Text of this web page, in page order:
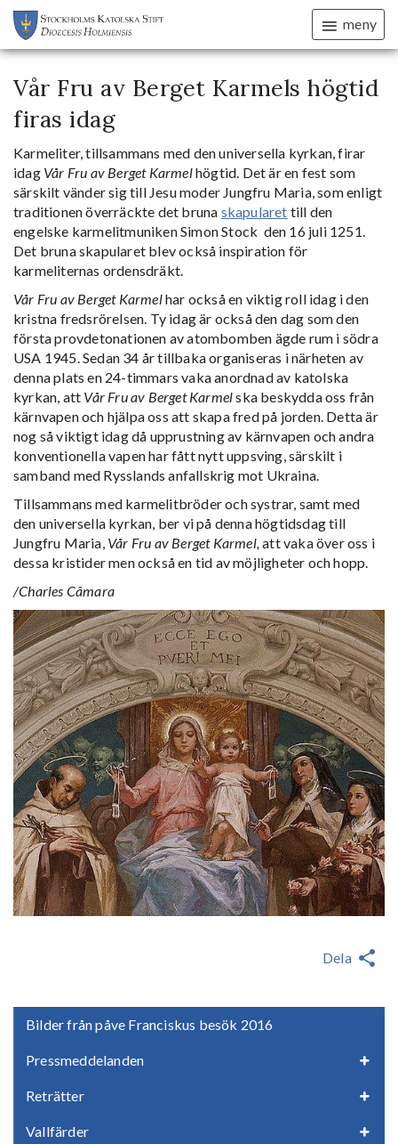
meny
Bilder från påve Franciskus besök 2016
Pressmeddelanden
Reträtter
Vallfärder
Vår Fru av Berget Karmels högtid
firas idag
Karmeliter, tillsammans med den universella kyrkan, firar
idag Vår Fru av Berget Karmelhögtid. Det är en fest som
särskilt vänder sig till Jesu moder Jungfru Maria, som enligt
traditionen överräckte det bruna skapularet till den
engelske karmelitmuniken Simon Stock den 16 juli 1251.
Det bruna skapularet blev också inspiration för
karmeliternas ordensdräkt.
Vår Fru av Berget Karmelhar också en viktig roll idag i den
kristna fredsrörelsen. Ty idag är också den dag som den
första provdetonationen av atombomben ägde rum i södra
USA 1945. Sedan 34 år tillbaka organiseras i närheten av
denna plats en 24-timmars vaka anordnad av katolska
kyrkan, att Vår Fru av Berget Karmelska beskydda oss från
kärnvapen och hjälpa oss att skapa fred på jorden. Detta är
nog så viktigt idag då upprustning av kärnvapen och andra
konventionella vapen har fått nytt uppsving, särskilt i
samband med Rysslands anfallskrig mot Ukraina.
Tillsammans med karmelitbröder och systrar, samt med
den universella kyrkan, ber vi på denna högtidsdag till
Jungfru Maria, Vår Fru av Berget Karmel,att vaka över oss i
dessa kristider men också en tid av möjligheter och hopp.
/Charles Câmara
Dela